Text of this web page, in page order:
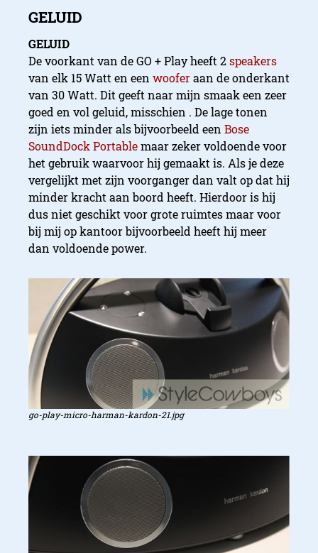
INHOUD
GELUID
De voorkant van de GO + Play heeft 2speakers
van elk 15 Watt en een wooferaan de onderkant
van 30 Watt. Dit geeft naar mijn smaak een zeer
goed en vol geluid, misschien . De lage tonen
zijn iets minder als bijvoorbeeld een Bose
SoundDock Portablemaar zeker voldoende voor
het gebruik waarvoor hij gemaakt is. Als je deze
vergelijkt met zijn voorganger dan valt op dat hij
minder kracht aan boord heeft. Hierdoor is hij
dus niet geschikt voor grote ruimtes maar voor
bij mij op kantoor bijvoorbeeld heeft hij meer
dan voldoende power.
go-play-micro-harman-kardon-21.jpg